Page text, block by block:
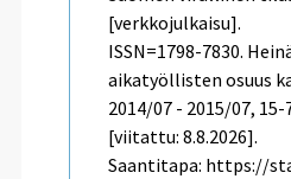
[verkkojulkaisu].
ISSN=1798-7830.
aikatyöllisten osuus
2014/07 - 2015/07,
[viitattu: 8.8.2026].
Saantitapa: https://